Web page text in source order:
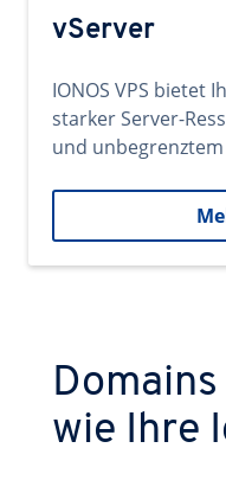
vServer
IONOS VPS bietet
starker Server-
und
wie Ihre